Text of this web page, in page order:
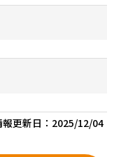
更新日： 2025/12/04